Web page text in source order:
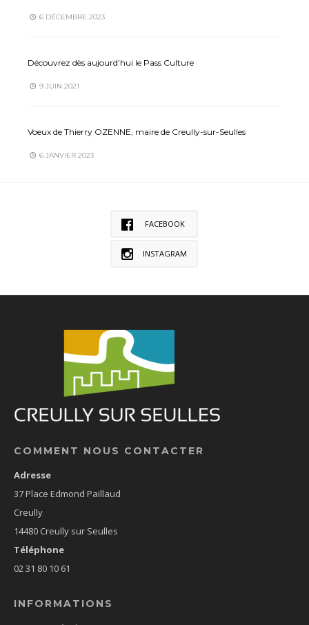
6 DÉCEMBRE 2023
Découvrez dès aujourd’hui le Pass Culture
9 JUIN 2021
Voeux de Thierry OZENNE, maire de Creully-sur-Seulles
6 JANVIER 2023
FACEBOOK
INSTAGRAM
COMMENT NOUS CONTACTER
Adresse
37 Place Edmond Paillaud
Creully
14480 Creully sur Seulles
Téléphone
02 31 80 10 61
INFORMATIONS